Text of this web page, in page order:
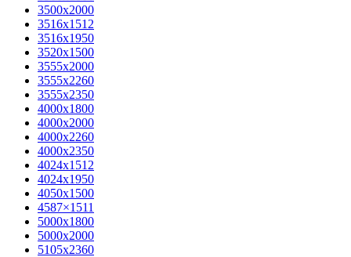
3500х2000
3516х1512
3516х1950
3520х1500
3555х2000
3555х2260
3555х2350
4000х1800
4000х2000
4000х2260
4000х2350
4024х1512
4024х1950
4050х1500
4587×1511
5000х1800
5000х2000
5105х2360